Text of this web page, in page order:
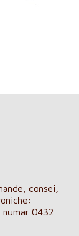
consei,
numar 0432